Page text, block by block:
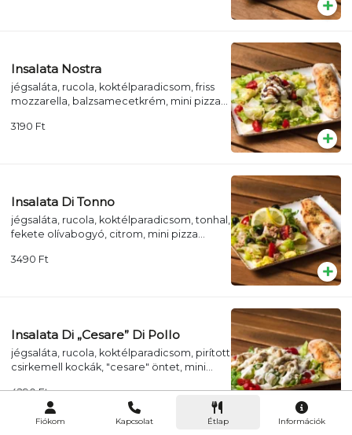
Fiókom Kapcsolat Étlap Információk
Insalata Nostra
jégsaláta, rucola, koktélparadicsom, friss
mozzarella, balzsamecetkrém, mini pizza
3190 Ft
Insalata Di Tonno
jégsaláta, rucola, koktélparadicsom, tonhal,
fekete olívabogyó, citrom, mini pizza
3490 Ft
Insalata Di „Cesare” Di Pollo
jégsaláta, rucola, koktélparadicsom, pirított
csirkemell kockák, "cesare" öntet, mini
4290Ft